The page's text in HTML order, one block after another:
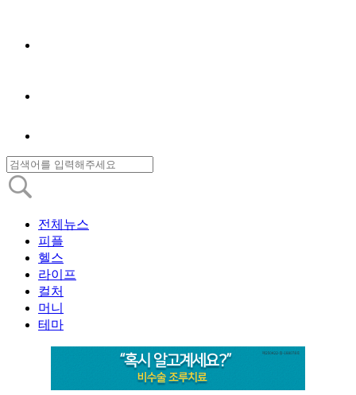
전체뉴스
피플
헬스
라이프
컬처
머니
테마